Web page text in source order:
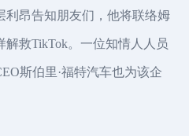
利昂告知朋友们，他将联络姆
救TikTok。一位知情人人员
斯伯里·福特汽车也为该企